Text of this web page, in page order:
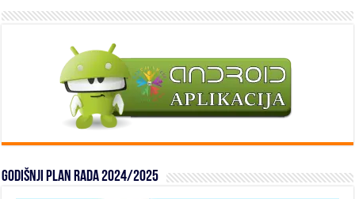
Godišnji plan rada 2024/2025